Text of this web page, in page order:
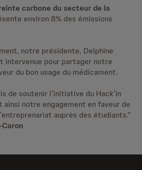
carbone du secteur de la
environ 8% des émissions
notre présidente, Delphine
intervenue pour partager notre
du bon usage du médicament.
de soutenir l’initiative du Hack’in
ainsi notre engagement en faveur de
auprès des étudiants.”